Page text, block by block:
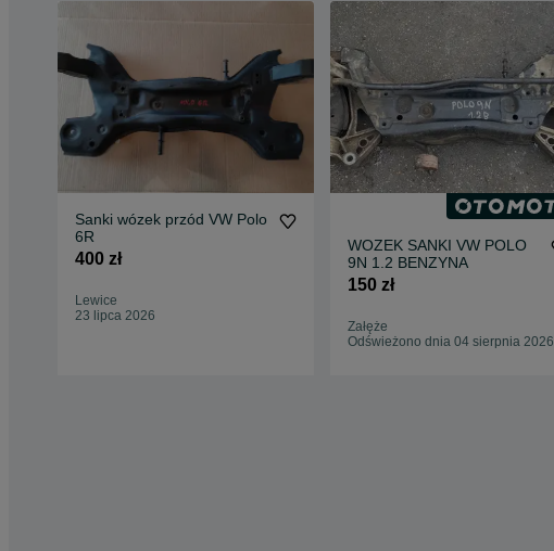
Sanki wózek przód VW Polo
6R
400 zł
Lewice
23 lipca 2026
WOZEK SANKI VW POLO
9N 1.2 BENZYNA
150 zł
Załęże
Odświeżono dnia 04 sierpnia 2026